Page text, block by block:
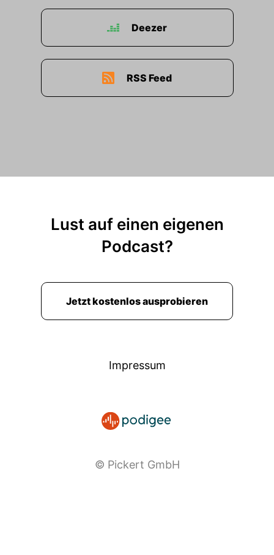
Deezer
RSS Feed
Lust auf einen eigenen
Podcast?
Jetzt kostenlos ausprobieren
Impressum
© Pickert GmbH